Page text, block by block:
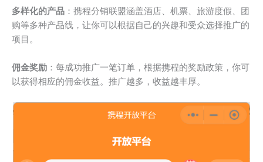
多样化的产品 ：携程分销联盟涵盖酒店、机票、旅游度假、团
购等多种产品线，让你可以根据自己的兴趣和受众选择推广的
项目。
佣金奖励 ：每成功推广一笔订单，根据携程的奖励政策，你可
以获得相应的佣金收益。推广越多，收益越丰厚。